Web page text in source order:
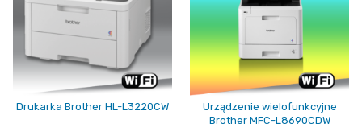
Drukarka Brother HL-L3220CW
Urządzenie wielofunkcyjne
Brother MFC-L8690CDW